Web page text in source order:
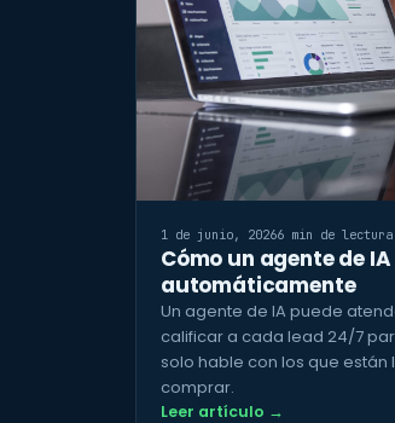
1 de junio, 20266 min de lectura
Cómo un agente de
automáticamente
Un agente de IA puede
calificar a cada lead 24/7
solo hable con los que están
comprar.
Leer artículo →